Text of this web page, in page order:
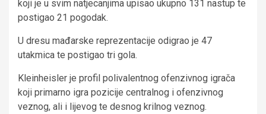
koji je u svim natjecanjima upisao ukupno 131 nastup te
postigao 21 pogodak.
U dresu mađarske reprezentacije odigrao je 47
utakmica te postigao tri gola.
Kleinheisler je profil polivalentnog ofenzivnog igrača
koji primarno igra pozicije centralnog i ofenzivnog
veznog, ali i lijevog te desnog krilnog veznog.